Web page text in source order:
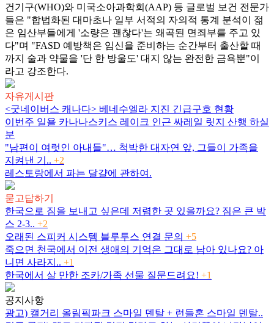
건기구(WHO)와 미국소아과학회(AAP) 등 글로벌 보건 전문가
들은 "합법화된 대마초나 일부 서적의 자의적 통계 분석이 젊
은 임산부들에게 '소량은 괜찮다'는 왜곡된 면죄부를 주고 있
다"며 "FASD 예방책은 임신을 준비하는 순간부터 출산할 때
까지 술과 약물을 '단 한 방울도' 대지 않는 완전한 금욕뿐"이
라고 강조한다.
자유게시판
<굿네이버스 캐나다> 베네수엘라 지진 긴급구호 현황
이번주 일욜 카나나스키스 레이크 인근 싸레일 릿지 산행 하실
분
"남편이 여럿인 아내들"… 척박한 대자연 앞, 그들이 가족을
지켜낸 기.. +2
레스토랑에서 파는 달걀에 관하여.
묻고답하기
한국으로 짐을 보내고 싶은데 저렴한 곳 있을까요? 짐은 큰 박
스 2-3.. +2
오래된 스피커 시스템 블루투스 연결 문의 +5
죽으면 천국에서 이전 생애의 기억은 그대로 남아 있나요? 아
니면 사라지.. +1
한국에서 살 만한 조카/가족 선물 질문드려요! +1
공지사항
광고) 캘거리 올림픽파크 스마일 덴탈 + 런들혼 스마일 덴탈..